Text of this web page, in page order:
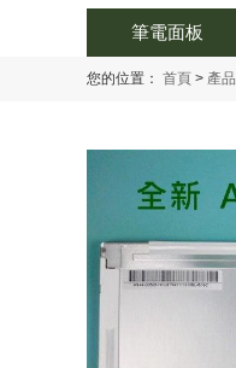
筆電面板
您的位置： 首頁 > 產品